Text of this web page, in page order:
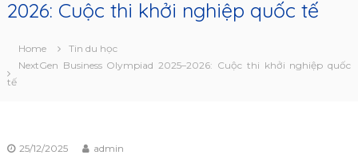
Mỹ
2026: Cuộc thi khởi nghiệp quốc tế
Home
Tin du học
NextGen Business Olympiad 2025–2026: Cuộc thi khởi nghiệp quốc
tế
25/12/2025 admin